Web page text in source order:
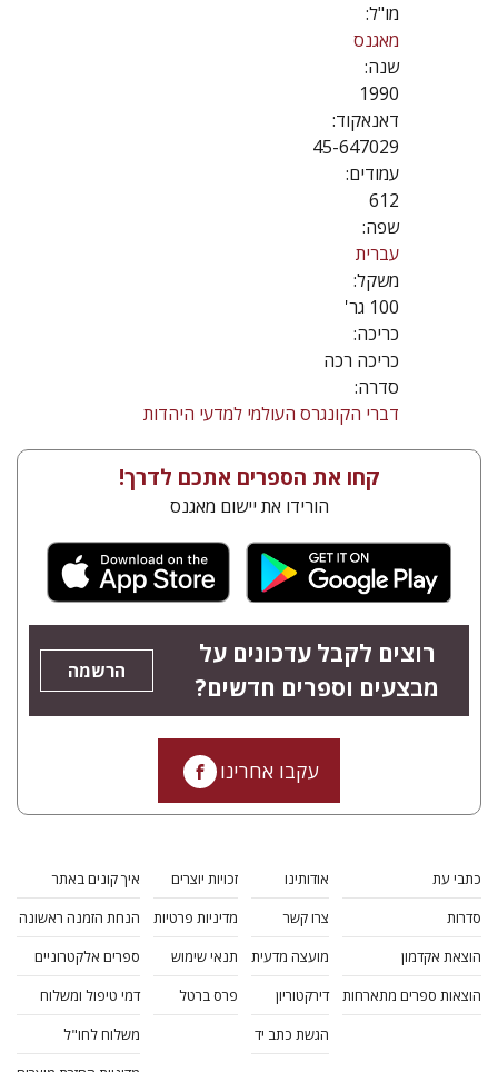
מו"ל:
מאגנס
שנה:
1990
דאנאקוד:
45-647029
עמודים:
612
שפה:
עברית
משקל:
100 גר'
כריכה:
כריכה רכה
סדרה:
דברי הקונגרס העולמי למדעי היהדות
קחו את הספרים אתכם לדרך!
הורידו את יישום מאגנס
רוצים לקבל עדכונים על
מבצעים וספרים חדשים?
הרשמה
עקבו אחרינו
כתבי עת
סדרות
הוצאת אקדמון
הוצאות ספרים מתארחות
אודותינו
צרו קשר
מועצה מדעית
דירקטוריון
הגשת כתב יד
זכויות יוצרים
מדיניות פרטיות
תנאי שימוש
פרס ברטל
איך קונים באתר
הנחת הזמנה ראשונה
ספרים אלקטרוניים
דמי טיפול ומשלוח
משלוח לחו"ל